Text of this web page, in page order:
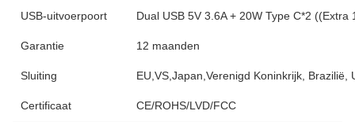
USB-uitvoerpoort Dual USB 5V 3.6A + 20W Type C*2
Garantie 12 maanden
Sluiting EU,VS,Japan,Verenigd Koninkrijk,
Certificaat CE/ROHS/LVD/FCC